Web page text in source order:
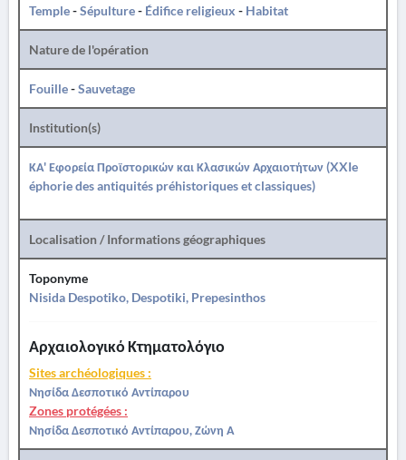
Temple-Sépulture- Édifice religieux - Habitat
Nature de l'opération
Fouille-Sauvetage
Institution(s)
ΚΑ' Εφορεία Προϊστορικών και Κλασικών Αρχαιοτήτων (XXIe
éphorie des antiquités préhistoriques et classiques)
Localisation / Informations géographiques
Toponyme
Nisida Despotiko, Despotiki, Prepesinthos
Αρχαιολογικό Κτηματολόγιο
Sites archéologiques :
Νησίδα Δεσποτικό Αντίπαρου
Zones protégées :
Νησίδα Δεσποτικό Αντίπαρου, Ζώνη Α